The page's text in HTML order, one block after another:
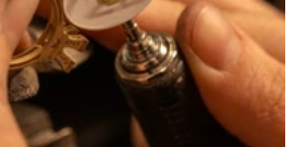
mathieu tournaire
révolutionnent les codes de la
en y apportant des formes et des
commun. Au delà des modes, la
a forgé son style de caractère et